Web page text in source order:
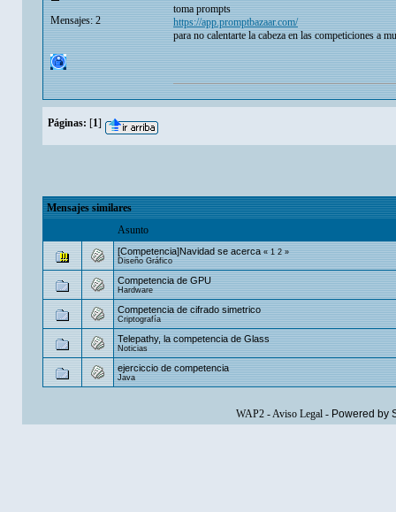
Mensajes: 2
toma prompts
https://app.promptbazaar.com/
para no calentarte la cabeza en las competiciones a
Páginas: [1]
Mensajes similares
Asunto
[Competencia]Navidad se acerca «1 2»
Diseño Gráfico
Competencia de GPU
Hardware
Competencia de cifrado simetrico
Criptografía
Telepathy, la competencia de Glass
Noticias
ejerciccio de competencia
Java
WAP2-Aviso Legal- Powered by